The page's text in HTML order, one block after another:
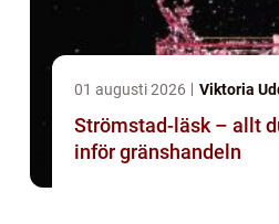
01 augusti 2026 Viktoria
Strömstad-läsk – allt
inför gränshandeln